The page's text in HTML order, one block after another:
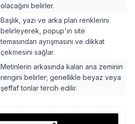
olacağını belirler.
Başlık, yazı ve arka plan renklerini
belirleyerek, popup'ın site
temasından ayrışmasını ve dikkat
çekmesini sağlar.
Metinlerin arkasında kalan ana zeminin
rengini belirler; genellikle beyaz veya
şeffaf tonlar tercih edilir.